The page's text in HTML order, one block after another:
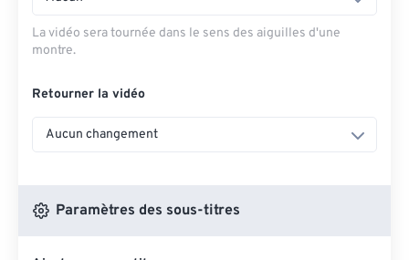
La vidéo sera tournée dans le sens des aiguilles d'une
montre.
Retourner la vidéo
Aucun changement
Paramètres des sous-titres